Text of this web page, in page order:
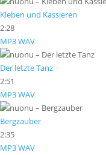
Kleben und Kassieren
2:28
MP3WAV
Der letzte Tanz
2:51
MP3WAV
Bergzauber
2:35
MP3WAV